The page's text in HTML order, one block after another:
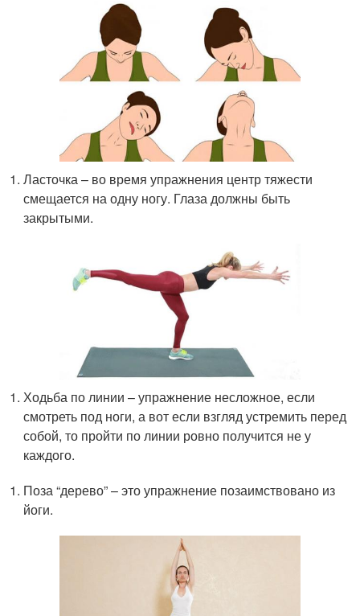
Ласточка – во время упражнения центр тяжести
смещается на одну ногу. Глаза должны быть
закрытыми.
Ходьба по линии – упражнение несложное, если
смотреть под ноги, а вот если взгляд устремить перед
собой, то пройти по линии ровно получится не у
каждого.
Поза “дерево” – это упражнение позаимствовано из
йоги.